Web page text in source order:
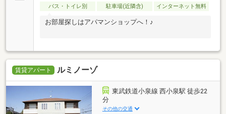
バス・トイレ別
駐車場(近隣含) インターネット無料
お部屋探しはアパマンショップへ！♪
賃貸アパート ルミノーゾ
東武鉄道小泉線 西小泉駅 徒歩22
分
その他の交通